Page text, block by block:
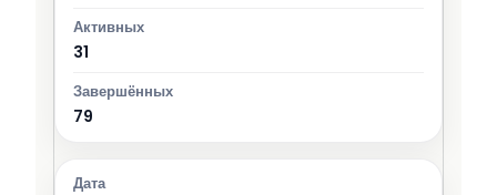
31
79